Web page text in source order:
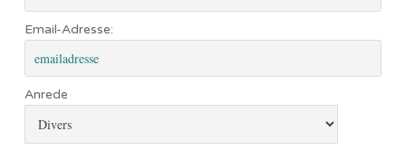
Email-Adresse:
Anrede